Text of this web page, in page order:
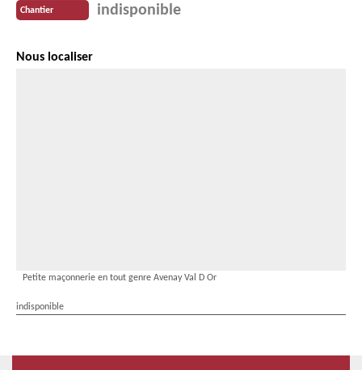
Chantier indisponible
Nous localiser
Petite maçonnerie en tout genre Avenay Val D Or
indisponible